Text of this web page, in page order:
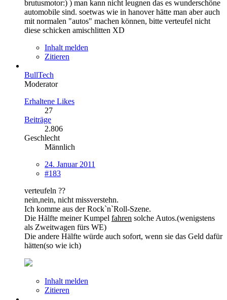
brutusmotor:) ) man kann nicht leugnen das es wunderschöne
automobile sind. soetwas wie in hanover hätte man aber auch
mit normalen "autos" machen können, bitte verteufel nicht
diese schicken amischlitten XD
Inhalt melden
Zitieren
BullTech
Moderator
Erhaltene Likes
27
Beiträge
2.806
Geschlecht
Männlich
24. Januar 2011
#183
verteufeln ??
nein,nein, nicht missverstehn.
Ich komme aus der Rock`n`Roll-Szene.
Die Hälfte meiner Kumpel fahren solche Autos.(wenigstens
als Zweitwagen fürs WE)
Die andere Hälfte würde auch sofort, wenn sie das Geld dafür
hätten(so wie ich)
Inhalt melden
Zitieren